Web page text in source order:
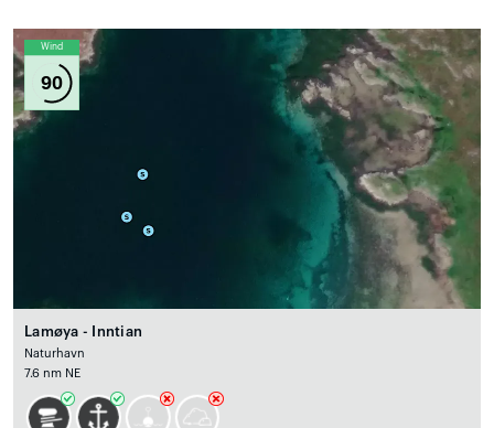
Wind
90
Lamøya - Inntian
Naturhavn
7.6 nm NE